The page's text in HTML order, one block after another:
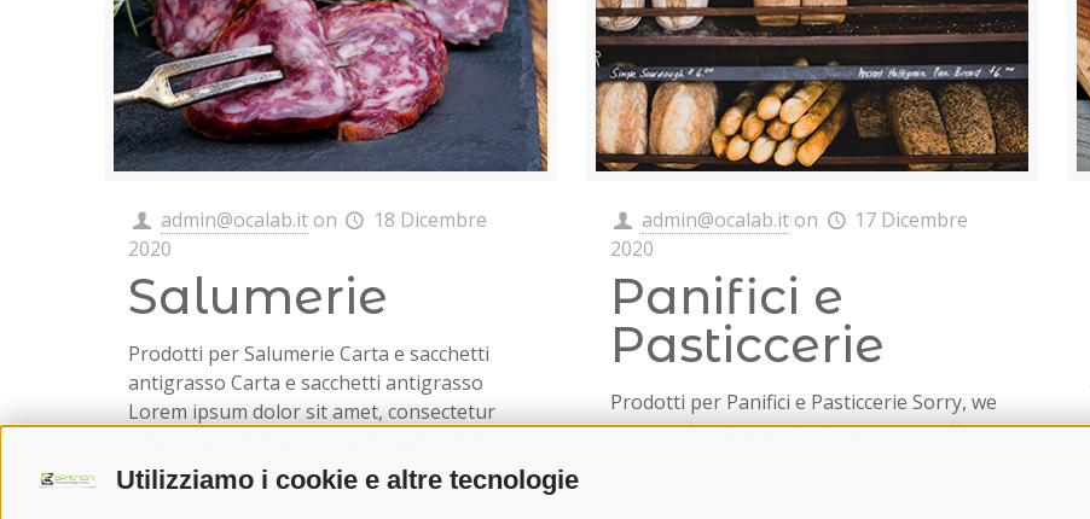
Utilizziamo i cookie e altre tecnologie
admin@ocalab.it on
18 Dicembre
2020
Salumerie
Prodotti per Salumerie Carta e sacchetti
antigrasso Carta e sacchetti antigrasso
Lorem ipsum dolor sit amet, consectetur
egestas. Morbi[…]
admin@ocalab.it on
17 Dicembre
2020
Panifici e
Pasticcerie
Prodotti per Panifici e Pasticcerie Sorry, we
couldn’t find any posts. Please try a different